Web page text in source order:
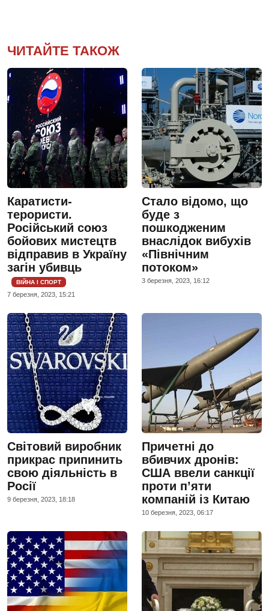
ЧИТАЙТЕ ТАКОЖ
Каратисти-
терористи.
Російський союз
бойових мистецтв
відправив в Україну
загін убивць
ВІЙНА І СПОРТ
7 березня, 2023, 15:21
Стало відомо, що
буде з
пошкодженим
внаслідок вибухів
«Північним
потоком»
3 березня, 2023, 16:12
Світовий виробник
прикрас припинить
свою діяльність в
Росії
9 березня, 2023, 18:18
Причетні до
вбивчих дронів:
США ввели санкції
проти п’яти
компаній із Китаю
10 березня, 2023, 06:17